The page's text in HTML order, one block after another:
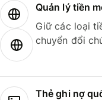
Quản lý tiền
Giữ các loại
chuyển đổi
Thẻ ghi nợ